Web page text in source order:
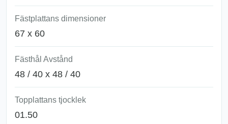
Fästplattans dimensioner
67 x 60
Fästhål Avstånd
48 / 40 x 48 / 40
Topplattans tjocklek
01.50